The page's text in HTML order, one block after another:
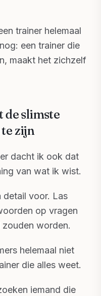
trainer helemaal
een trainer die
maakt het zichzelf
de slimste
zijn
dacht ik ook dat
van wat ik wist.
detail voor. Las
op vragen
worden.
helemaal niet
die alles weet.
iemand die